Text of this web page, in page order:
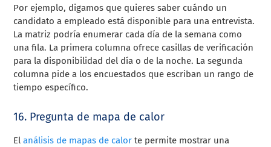
Por ejemplo, digamos que quieres saber cuándo un
candidato a empleado está disponible para una entrevista.
La matriz podría enumerar cada día de la semana como
una fila. La primera columna ofrece casillas de verificación
para la disponibilidad del día o de la noche. La segunda
columna pide a los encuestados que escriban un rango de
tiempo específico.
16. Pregunta de mapa de calor
Elanálisis de mapas de calor te permite mostrar una